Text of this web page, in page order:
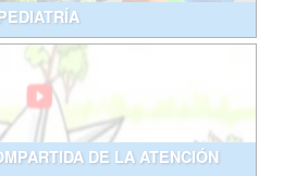
DE LA ATENCIÓN